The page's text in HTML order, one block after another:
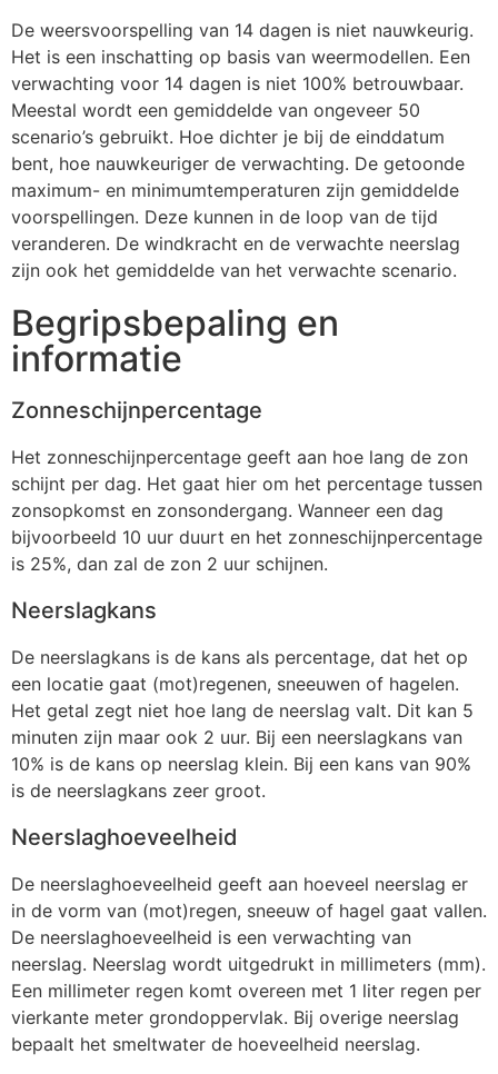
De weersvoorspelling van 14 dagen is niet nauwkeurig.
Het is een inschatting op basis van weermodellen. Een
verwachting voor 14 dagen is niet 100% betrouwbaar.
Meestal wordt een gemiddelde van ongeveer 50
scenario’s gebruikt. Hoe dichter je bij de einddatum
bent, hoe nauwkeuriger de verwachting. De getoonde
maximum- en minimumtemperaturen zijn gemiddelde
voorspellingen. Deze kunnen in de loop van de tijd
veranderen. De windkracht en de verwachte neerslag
zijn ook het gemiddelde van het verwachte scenario.
Begripsbepaling en
informatie
Zonneschijnpercentage
Het zonneschijnpercentage geeft aan hoe lang de zon
schijnt per dag. Het gaat hier om het percentage tussen
zonsopkomst en zonsondergang. Wanneer een dag
bijvoorbeeld 10 uur duurt en het zonneschijnpercentage
is 25%, dan zal de zon 2 uur schijnen.
Neerslagkans
De neerslagkans is de kans als percentage, dat het op
een locatie gaat (mot)regenen, sneeuwen of hagelen.
Het getal zegt niet hoe lang de neerslag valt. Dit kan 5
minuten zijn maar ook 2 uur. Bij een neerslagkans van
10% is de kans op neerslag klein. Bij een kans van 90%
is de neerslagkans zeer groot.
Neerslaghoeveelheid
De neerslaghoeveelheid geeft aan hoeveel neerslag er
in de vorm van (mot)regen, sneeuw of hagel gaat vallen.
De neerslaghoeveelheid is een verwachting van
neerslag. Neerslag wordt uitgedrukt in millimeters (mm).
Een millimeter regen komt overeen met 1 liter regen per
vierkante meter grondoppervlak. Bij overige neerslag
bepaalt het smeltwater de hoeveelheid neerslag.